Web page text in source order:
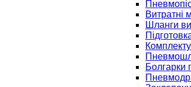
Витратні
Шланги
Болгарки